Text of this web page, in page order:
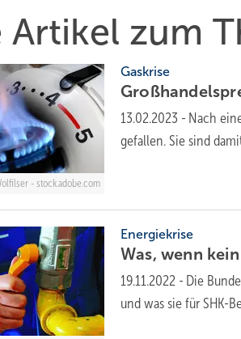
Artikel zum
- stock.adobe.com
Gaskrise
13.02.2023 - Nach
gefallen. Sie sind
Energiekrise
Was, wenn
19.11.2022 - Die
und was sie für SHK-